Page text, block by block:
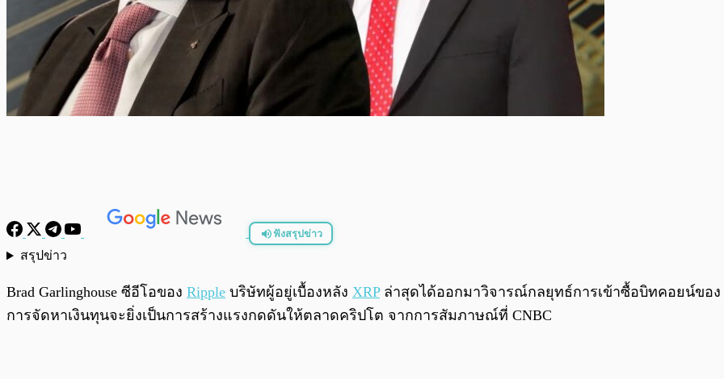
ฟังสรุปข่าว
สรุปข่าว
Brad Garlinghouse ซีอีโอของ Ripple บริษัทผู้อยู่เบื้องหลัง XRPล่าสุดได้ออกมาวิจารณ์กลยุทธ์การเข้าซื้อบิทคอยน์ของ
การจัดหาเงินทุนจะยิ่งเป็นการสร้างแรงกดดันให้ตลาดคริปโต จากการสัมภาษณ์ที่ CNBC